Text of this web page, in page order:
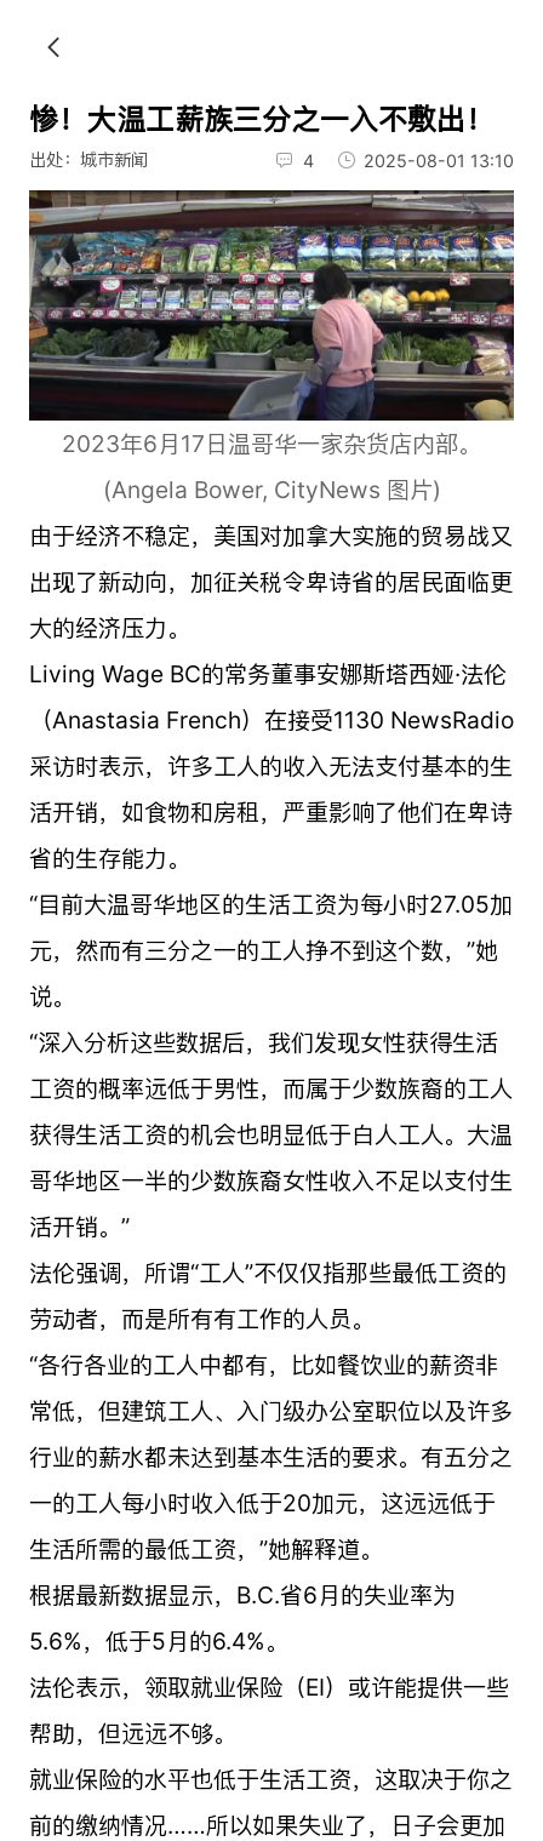
惨！大温工薪族三分之一入不敷出！
出处：城市新闻 4 2025-08-01 13:10
2023年6月17日温哥华一家杂货店内部。
(Angela Bower, CityNews 图片)
由于经济不稳定，美国对加拿大实施的贸易战又
出现了新动向，加征关税令卑诗省的居民面临更
大的经济压力。
Living Wage BC的常务董事安娜斯塔西娅·法伦
（Anastasia French）在接受1130 NewsRadio
采访时表示，许多工人的收入无法支付基本的生
活开销，如食物和房租，严重影响了他们在卑诗
省的生存能力。
“目前大温哥华地区的生活工资为每小时27.05加
元，然而有三分之一的工人挣不到这个数，”她
说。
“深入分析这些数据后，我们发现女性获得生活
工资的概率远低于男性，而属于少数族裔的工人
获得生活工资的机会也明显低于白人工人。大温
哥华地区一半的少数族裔女性收入不足以支付生
活开销。”
法伦强调，所谓“工人”不仅仅指那些最低工资的
劳动者，而是所有有工作的人员。
“各行各业的工人中都有，比如餐饮业的薪资非
常低，但建筑工人、入门级办公室职位以及许多
行业的薪水都未达到基本生活的要求。有五分之
一的工人每小时收入低于20加元，这远远低于
生活所需的最低工资，”她解释道。
根据最新数据显示，B.C.省6月的失业率为
5.6%，低于5月的6.4%。
法伦表示，领取就业保险（EI）或许能提供一些
帮助，但远远不够。
就业保险的水平也低于生活工资，这取决于你之
前的缴纳情况……所以如果失业了，日子会更加